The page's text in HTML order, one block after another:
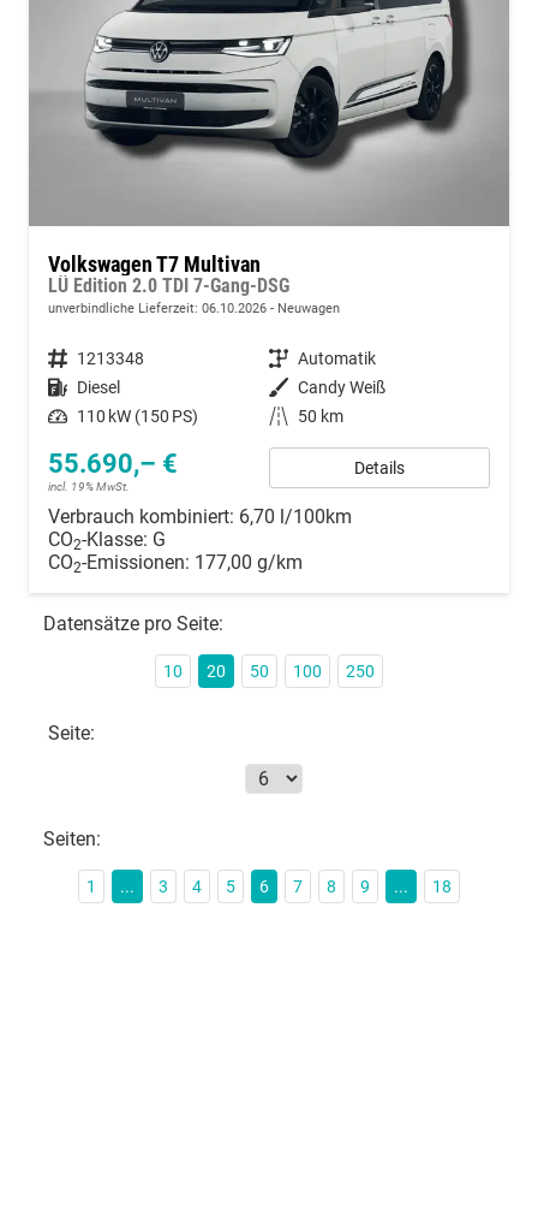
Volkswagen T7 Multivan
LÜ Edition 2.0 TDI 7-Gang-DSG
unverbindliche Lieferzeit: 06.10.2026 Neuwagen
Fahrzeugnummer 1213348 Getriebe Automatik
Kraftstoff Diesel Außenfarbe Candy Weiß
Leistung 110 kW (150 PS) Kilometerstand 50 km
55.690,– €
incl. 19% MwSt.
Details
Verbrauch kombiniert: 6,70 l/100km
CO2-Klasse: G
CO2-Emissionen: 177,00 g/km
Datensätze pro Seite:
10 20 50 100 250
Seite:
Seiten:
1 ... 3 4 5 6 7 8 9 ... 18